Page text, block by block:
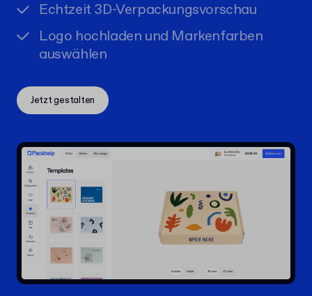
Echtzeit 3D-Verpackungsvorschau
Logo hochladen und Markenfarben
auswählen
Jetzt gestalten